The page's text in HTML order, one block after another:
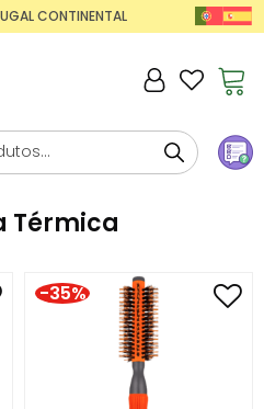
CONTINENTAL
Térmica
-35%